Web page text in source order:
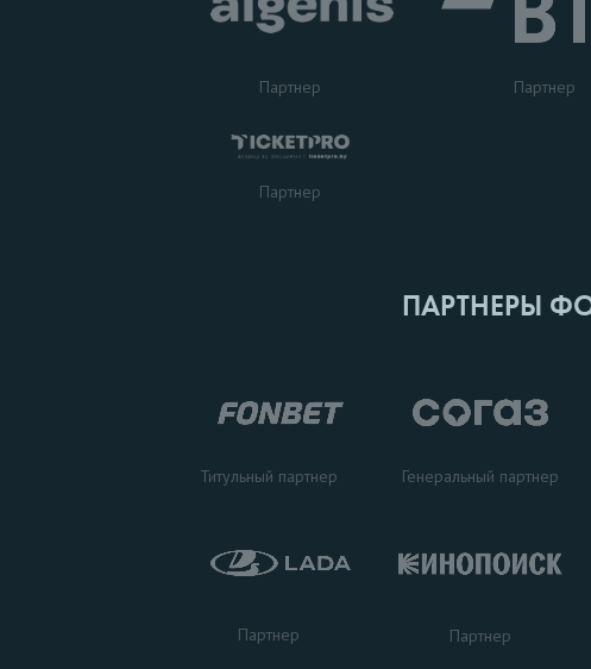
Партнер Партнер
Партнер
ПАРТНЕРЫ
Титульный партнер Генеральный партнер
Партнер Партнер